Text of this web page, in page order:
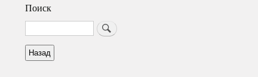
Поиск
Search